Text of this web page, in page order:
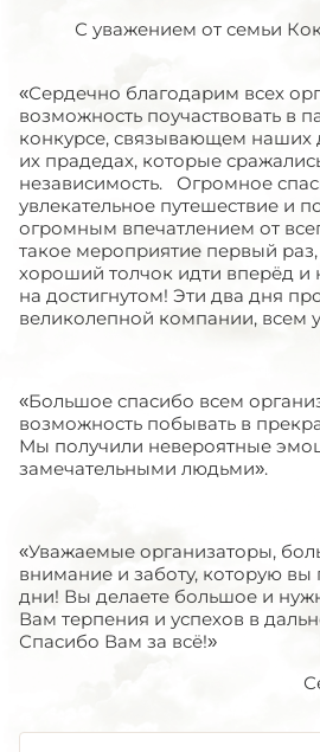
С уважением от семьи
«Сердечно благодарим всех
возможность поучаствовать в
конкурсе, связывающем наших
их прадедах, которые
независимость. Огромное
увлекательное путешествие и
огромным впечатлением от
такое мероприятие первый раз,
хороший толчок идти вперёд и
на достигнутом! Эти два дня
великолепной компании, всем
«Большое спасибо всем
возможность побывать в
Мы получили невероятные
замечательными людьми».
«Уважаемые организаторы,
внимание и заботу, которую вы
дни! Вы делаете большое и
Вам терпения и успехов в
Спасибо Вам за всё!»